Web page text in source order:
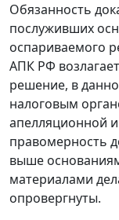
Обязанность
послуживших
оспариваемого
АПК РФ
решение, в
налоговым
апелляционной
правомерность
выше
материалами
опровергнуты.